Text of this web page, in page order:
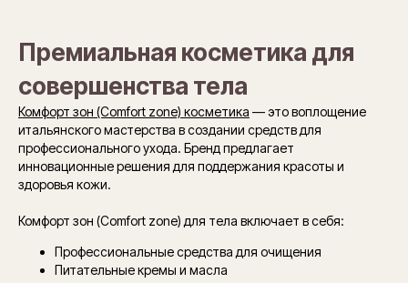
Премиальная косметика для
совершенства тела
Комфорт зон (Comfort zone) косметика — это воплощение
итальянского мастерства в создании средств для
профессионального ухода. Бренд предлагает
инновационные решения для поддержания красоты и
здоровья кожи.
Комфорт зон (Comfort zone) для тела включает в себя:
Профессиональные средства для очищения
Питательные кремы и масла